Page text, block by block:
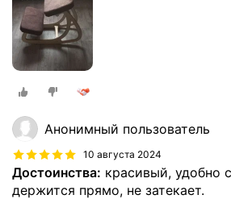
Анонимный пользователь
10 августа 2024
Достоинства: красивый, удобно
держится прямо, не затекает.